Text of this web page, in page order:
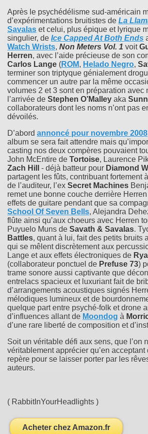
Après le psychédélisme sud-américain
d’expérimentations bruitistes de La
Savalas et celui, plus épique et lyrique
singulier, de Ice Capped At Both Ends
Watch Wrists, Non Meters Vol. 1 voit
Herren, avec l’aide précieuse de son
Carlos Lange (ROM, Helado Negro,
terminer son triptyque génialement
commencer un autre par la même
volumes 2 et 3 sont en préparation avec
l’arrivée de Stephen O’Malley aka
collaborateurs dont les noms n’ont pas
dévoilés.
D’abord annoncé pour novembre 2008
album se sera fait attendre mais
casting nos deux compères pouvaient
John McEntire de Tortoise, Laurence
Zach Hill
- déjà batteur pour Diamond
partagent les fûts, contribuant fortement
de l’auditeur, l’ex Secret Machines
remet une bonne couche derrière
effets de guitare pendant que sa
School Of Seven Bells, Alejandra
flûte ainsi qu’aux choeurs avec Herren
Puyuelo Muns de Savath & Savalas.
Battles, quant à lui, fait des petits bruits
qui se mêlent discrètement aux
Lange et aux effets électroniques de
(collaborateur ponctuel de Prefuse 73)
trame sonore aussi captivante que
entrelacs spacieux et luxuriant fait de
d’arrangements acoustiques signés
mélodiques lumineux et de
quelque part entre psyché-folk et drone
d’influences allant de Moondog à
d’une rare liberté de composition et
Soit un véritable défi aux sens, que l’on
véritablement apprécier qu’en acceptant
repère pour se laisser porter par les
auteurs.
( RabbitInYourHeadlights )
Acheter chez Amazon.fr